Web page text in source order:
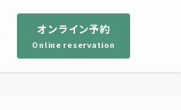
オンライン予約
Online reservation